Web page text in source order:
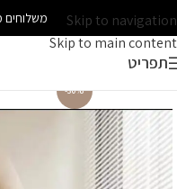
Skip to navigation
Skip to main content
משלוחים
תפריט
-30%